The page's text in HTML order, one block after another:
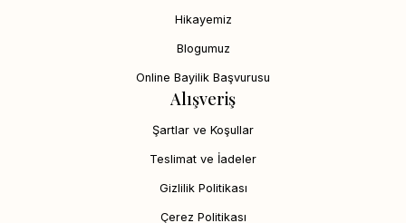
Hikayemiz
Blogumuz
Online Bayilik Başvurusu
Alışveriş
Şartlar ve Koşullar
Teslimat ve İadeler
Gizlilik Politikası
Çerez Politikası